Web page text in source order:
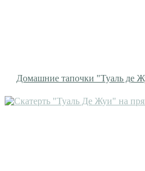
Домашние тапочки "Туаль де